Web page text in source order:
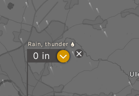
Rain, thunder
0 in ?